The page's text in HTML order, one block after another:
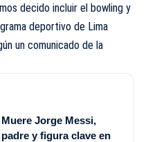
decido incluir el bowling y
deportivo de Lima
un comunicado de la
Muere Jorge Messi,
padre y figura clave en